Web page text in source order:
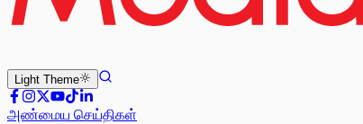
Light Theme
அண்மைய செய்திகள்